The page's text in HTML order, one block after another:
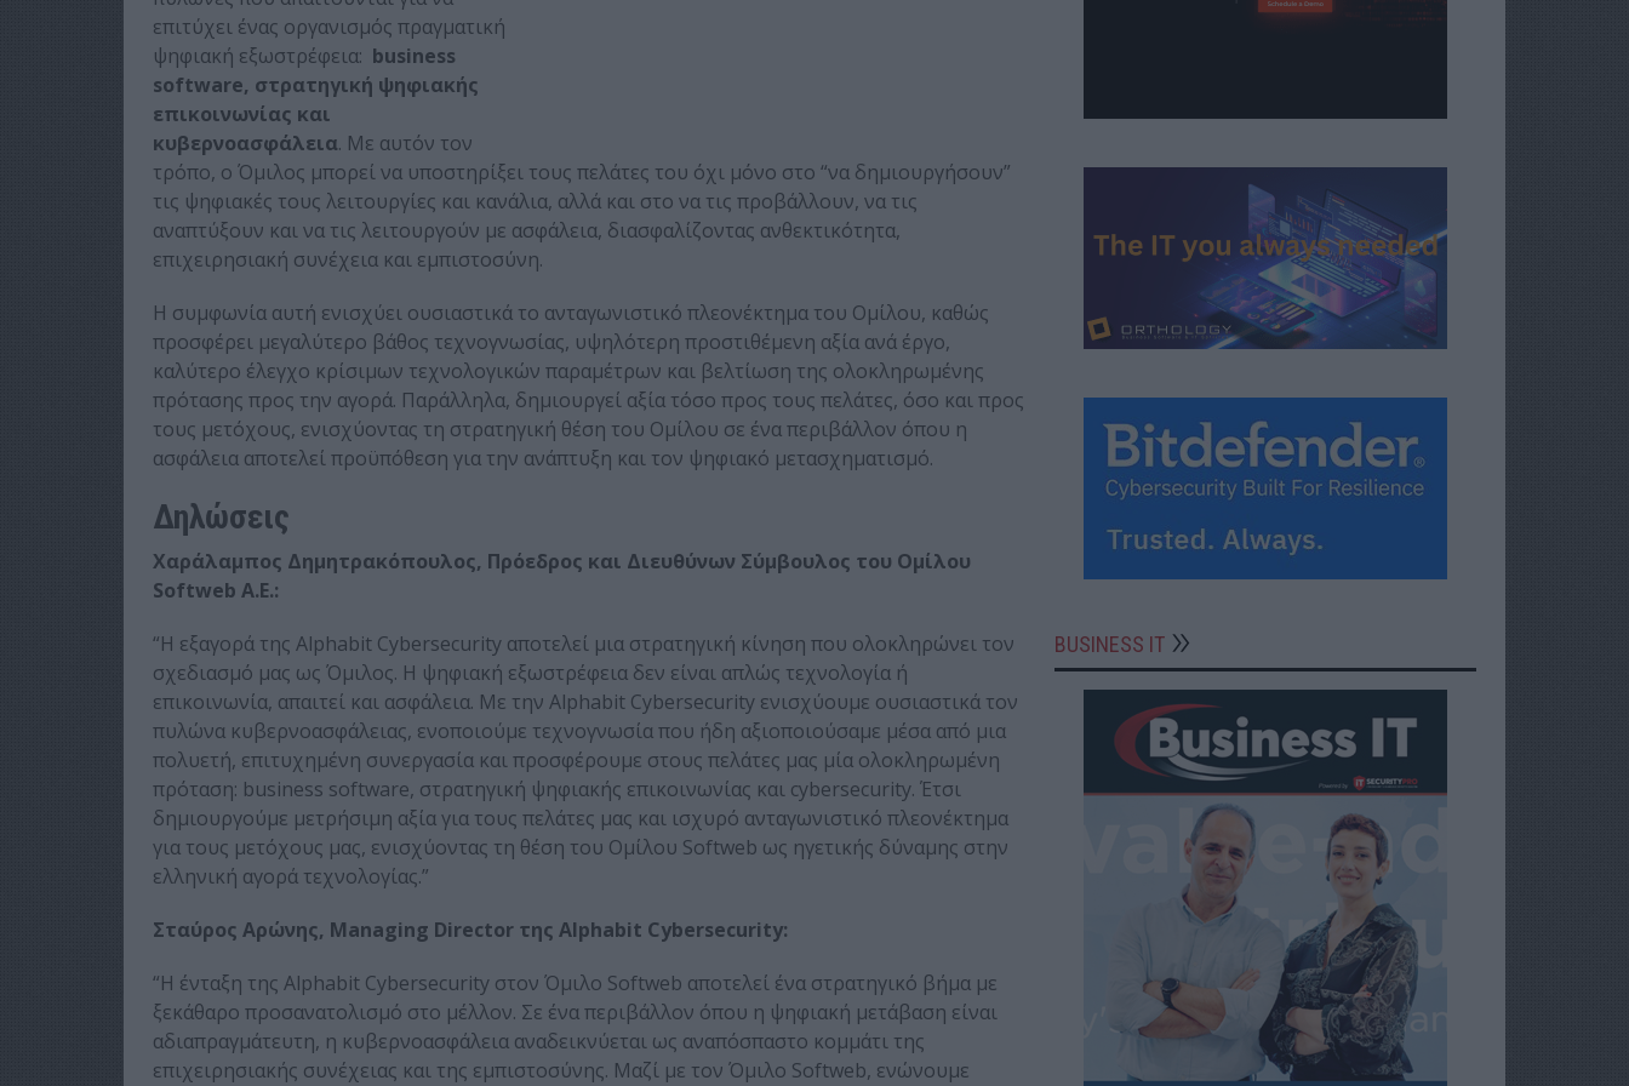
επιτύχει ένας οργανισμός πραγματική
ψηφιακή εξωστρέφεια: business
software, στρατηγική ψηφιακής
επικοινωνίας και
κυβερνοασφάλεια. Με αυτόν τον
τρόπο, ο Όμιλος μπορεί να υποστηρίξει τους πελάτες του όχι μόνο στο “να δημιουργήσουν”
τις ψηφιακές τους λειτουργίες και κανάλια, αλλά και στο να τις προβάλλουν, να τις
αναπτύξουν και να τις λειτουργούν με ασφάλεια, διασφαλίζοντας ανθεκτικότητα,
επιχειρησιακή συνέχεια και εμπιστοσύνη.
Η συμφωνία αυτή ενισχύει ουσιαστικά το ανταγωνιστικό πλεονέκτημα του Ομίλου, καθώς
προσφέρει μεγαλύτερο βάθος τεχνογνωσίας, υψηλότερη προστιθέμενη αξία ανά έργο,
καλύτερο έλεγχο κρίσιμων τεχνολογικών παραμέτρων και βελτίωση της ολοκληρωμένης
πρότασης προς την αγορά. Παράλληλα, δημιουργεί αξία τόσο προς τους πελάτες, όσο και προς
τους μετόχους, ενισχύοντας τη στρατηγική θέση του Ομίλου σε ένα περιβάλλον όπου η
ασφάλεια αποτελεί προϋπόθεση για την ανάπτυξη και τον ψηφιακό μετασχηματισμό.
Δηλώσεις
Χαράλαμπος Δημητρακόπουλος, Πρόεδρος και Διευθύνων Σύμβουλος του Ομίλου
Softweb A.Ε.:
“Η εξαγορά της Alphabit Cybersecurity αποτελεί μια στρατηγική κίνηση που ολοκληρώνει τον
σχεδιασμό μας ως Όμιλος. Η ψηφιακή εξωστρέφεια δεν είναι απλώς τεχνολογία ή
επικοινωνία, απαιτεί και ασφάλεια. Με την Alphabit Cybersecurity ενισχύουμε ουσιαστικά τον
πυλώνα κυβερνοασφάλειας, ενοποιούμε τεχνογνωσία που ήδη αξιοποιούσαμε μέσα από μια
πολυετή, επιτυχημένη συνεργασία και προσφέρουμε στους πελάτες μας μία ολοκληρωμένη
πρόταση: business software, στρατηγική ψηφιακής επικοινωνίας και cybersecurity. Έτσι
δημιουργούμε μετρήσιμη αξία για τους πελάτες μας και ισχυρό ανταγωνιστικό πλεονέκτημα
για τους μετόχους μας, ενισχύοντας τη θέση του Ομίλου Softweb ως ηγετικής δύναμης στην
ελληνική αγορά τεχνολογίας.”
Σταύρος Αρώνης, Managing Director της Alphabit Cybersecurity:
“Η ένταξη της Alphabit Cybersecurity στον Όμιλο Softweb αποτελεί ένα στρατηγικό βήμα με
ξεκάθαρο προσανατολισμό στο μέλλον. Σε ένα περιβάλλον όπου η ψηφιακή μετάβαση είναι
αδιαπραγμάτευτη, η κυβερνοασφάλεια αναδεικνύεται ως αναπόσπαστο κομμάτι της
επιχειρησιακής συνέχειας και της εμπιστοσύνης. Μαζί με τον Όμιλο Softweb, ενώνουμε
BUSINESS IT